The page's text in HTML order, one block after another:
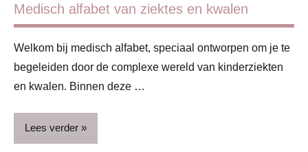
Medisch alfabet van ziektes en kwalen
Welkom bij medisch alfabet, speciaal ontworpen om je te
begeleiden door de complexe wereld van kinderziekten
en kwalen. Binnen deze …
Lees verder